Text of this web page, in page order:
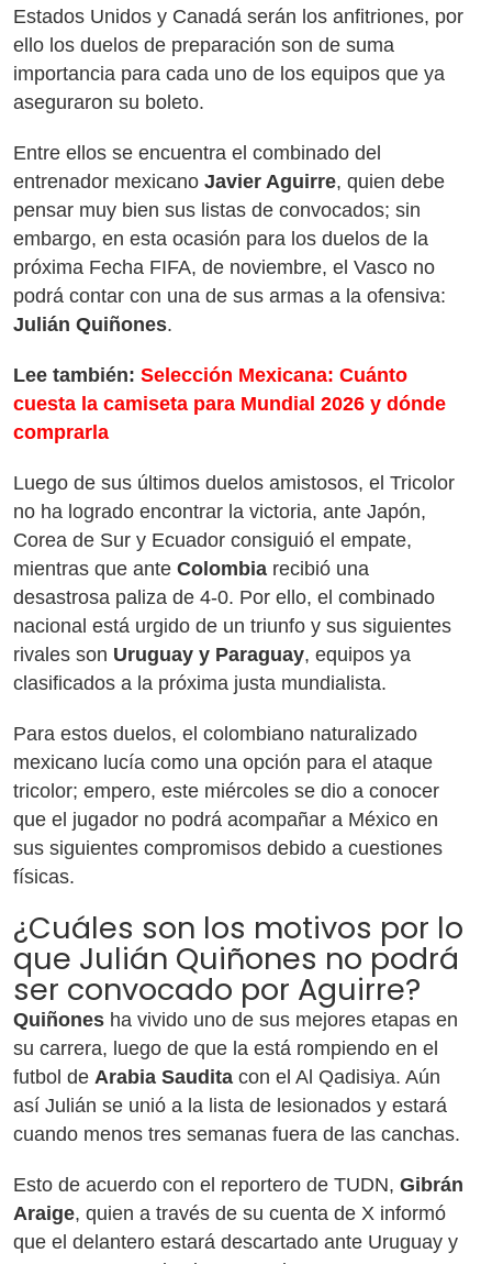
Estados Unidos y Canadá serán los anfitriones, por
ello los duelos de preparación son de suma
importancia para cada uno de los equipos que ya
aseguraron su boleto.
Entre ellos se encuentra el combinado del
entrenador mexicano Javier Aguirre, quien debe
pensar muy bien sus listas de convocados; sin
embargo, en esta ocasión para los duelos de la
próxima Fecha FIFA, de noviembre, el Vasco no
podrá contar con una de sus armas a la ofensiva:
Julián Quiñones.
Lee también: Selección Mexicana: Cuánto
cuesta la camiseta para Mundial 2026 y dónde
comprarla
Luego de sus últimos duelos amistosos, el Tricolor
no ha logrado encontrar la victoria, ante Japón,
Corea de Sur y Ecuador consiguió el empate,
mientras que ante Colombia recibió una
desastrosa paliza de 4-0. Por ello, el combinado
nacional está urgido de un triunfo y sus siguientes
rivales son Uruguay y Paraguay, equipos ya
clasificados a la próxima justa mundialista.
Para estos duelos, el colombiano naturalizado
mexicano lucía como una opción para el ataque
tricolor; empero, este miércoles se dio a conocer
que el jugador no podrá acompañar a México en
sus siguientes compromisos debido a cuestiones
físicas.
¿Cuáles son los motivos por lo
que Julián Quiñones no podrá
ser convocado por Aguirre?
Quiñones ha vivido uno de sus mejores etapas en
su carrera, luego de que la está rompiendo en el
futbol de Arabia Saudita con el Al Qadisiya. Aún
así Julián se unió a la lista de lesionados y estará
cuando menos tres semanas fuera de las canchas.
Esto de acuerdo con el reportero de TUDN, Gibrán
Araige, quien a través de su cuenta de X informó
que el delantero estará descartado ante Uruguay y